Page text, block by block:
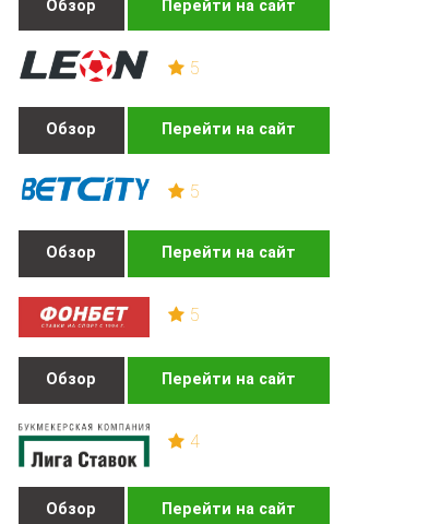
Обзор Перейти на сайт
5
Обзор Перейти на сайт
5
Обзор Перейти на сайт
5
Обзор Перейти на сайт
4
Обзор Перейти на сайт